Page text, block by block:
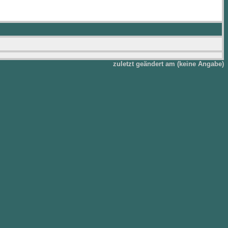
zuletzt geändert am (keine Angabe)